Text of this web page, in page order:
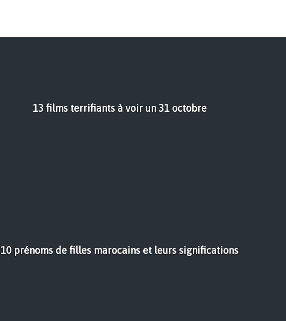
13 films terrifiants à voir un 31 octobre
10 prénoms de filles marocains et leurs significations